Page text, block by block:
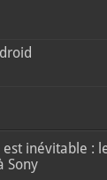
inévitable :
Sony